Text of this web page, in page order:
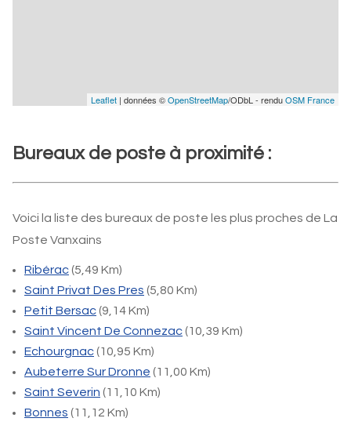
Leaflet | données ©OpenStreetMap/ODbL - renduOSM France
Bureaux de poste à proximité :
Voici la liste des bureaux de poste les plus proches de La
Poste Vanxains
Ribérac(5,49 Km)
Saint Privat Des Pres (5,80 Km)
Petit Bersac(9,14 Km)
Saint Vincent De Connezac(10,39 Km)
Echourgnac(10,95 Km)
Aubeterre Sur Dronne (11,00 Km)
Saint Severin (11,10 Km)
Bonnes (11,12 Km)